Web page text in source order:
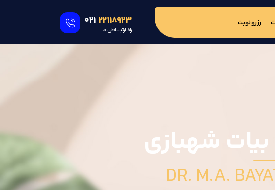
رزرو نوبت 021 22118923
راه ارتبــــــاطی ما
شهبازی
DR. M.A.